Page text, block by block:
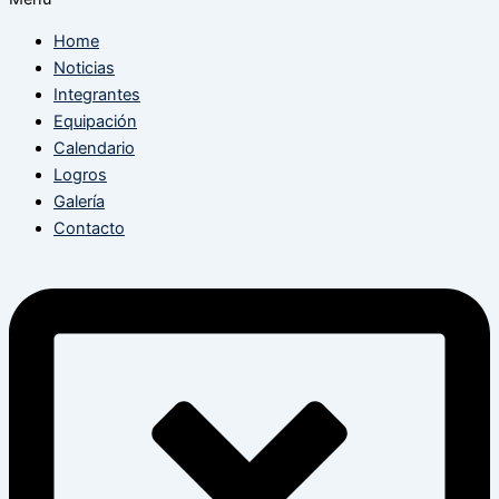
Home
Noticias
Integrantes
Equipación
Calendario
Logros
Galería
Contacto